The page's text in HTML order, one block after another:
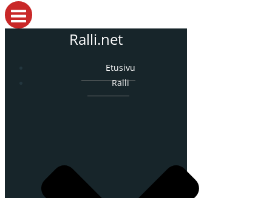
Ralli.net
Etusivu
Ralli